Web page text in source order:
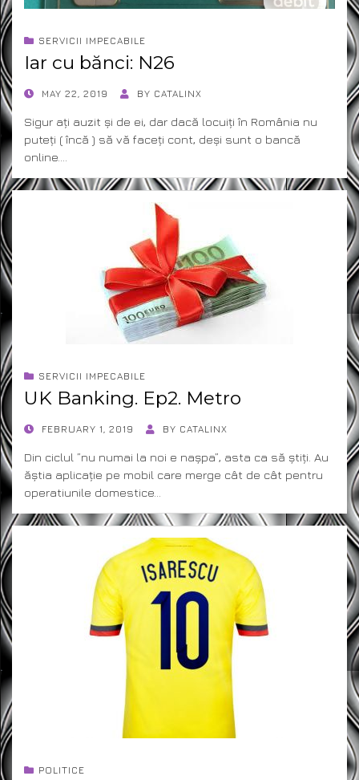
SERVICII IMPECABILE
Iar cu bănci: N26
POSTEDMAY 22, 2019 BY CATALINX
Sigur ați auzit și de ei, dar dacă locuiți în România nu
puteți ( încă ) să vă faceți cont, deși sunt o bancă
online.…
SERVICII IMPECABILE
UK Banking. Ep2. Metro
POSTEDFEBRUARY 1, 2019 BY CATALINX
Din ciclul ”nu numai la noi e nașpa”, asta ca să știți. Au
ăștia aplicație pe mobil care merge cât de cât pentru
operatiunile domestice…
POLITICE